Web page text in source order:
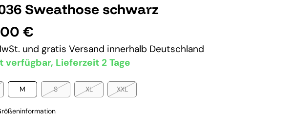
Sweathose schwarz
€
und gratis Versand innerhalb Deutschland
verfügbar, Lieferzeit 2 Tage
M S XL XXL